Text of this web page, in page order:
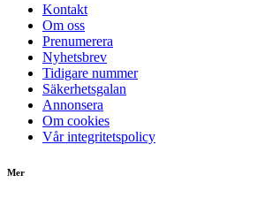
Kontakt
Om oss
Prenumerera
Nyhetsbrev
Tidigare nummer
Säkerhetsgalan
Annonsera
Om cookies
Vår integritetspolicy
Mer